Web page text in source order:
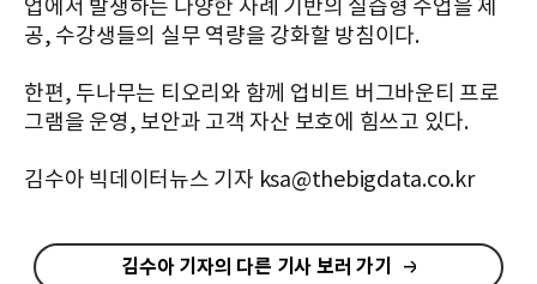
업에서 발생하는 다양한 사례 기반의 실습형 수업을 제
공, 수강생들의 실무 역량을 강화할 방침이다.
한편, 두나무는 티오리와 함께 업비트 버그바운티 프로
그램을 운영, 보안과 고객 자산 보호에 힘쓰고 있다.
김수아 빅데이터뉴스 기자 ksa@thebigdata.co.kr
김수아 기자의 다른 기사 보러 가기